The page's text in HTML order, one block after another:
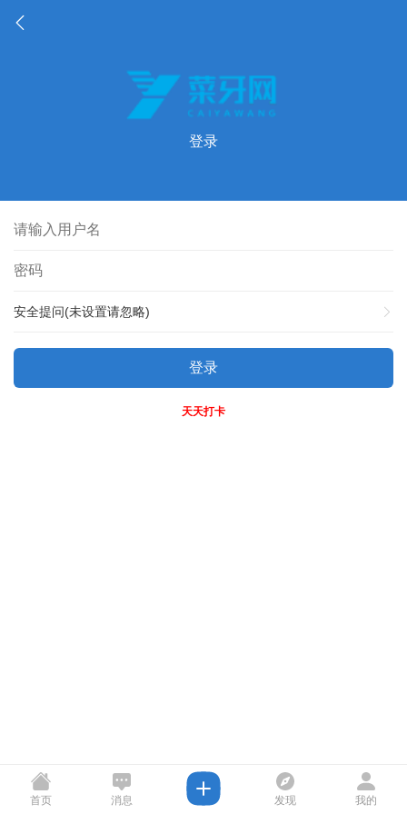
登录
安全提问(未设置请忽略)
登录
天天打卡
首页 消息 发现 我的